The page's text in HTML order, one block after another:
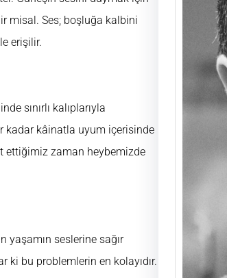
misal. Ses; boşluğa kalbini
erişilir.
sınırlı kalıplarıyla
kadar kâinatla uyum içerisinde
ettiğimiz zaman heybemizde
yaşamın seslerine sağır
bu problemlerin en kolayıdır.